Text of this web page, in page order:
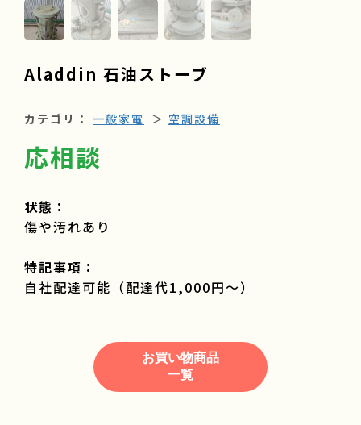
Aladdin 石油ストーブ
カテゴリ： 一般家電 ＞ 空調設備
応相談
状態：
傷や汚れあり
特記事項：
自社配達可能（配達代1,000円～）
お買い物商品
一覧